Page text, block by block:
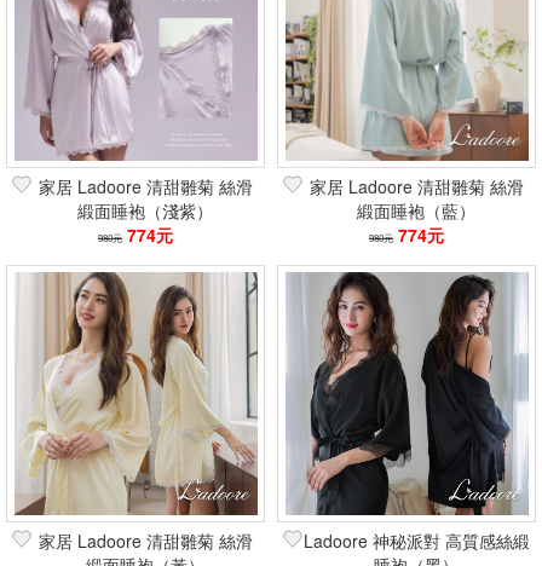
家居 Ladoore 清甜雛菊 絲滑
緞面睡袍（淺紫）
980元 774元
家居 Ladoore 清甜雛菊 絲滑
緞面睡袍（藍）
980元 774元
家居 Ladoore 清甜雛菊 絲滑
Ladoore 神秘派對 高質感絲緞